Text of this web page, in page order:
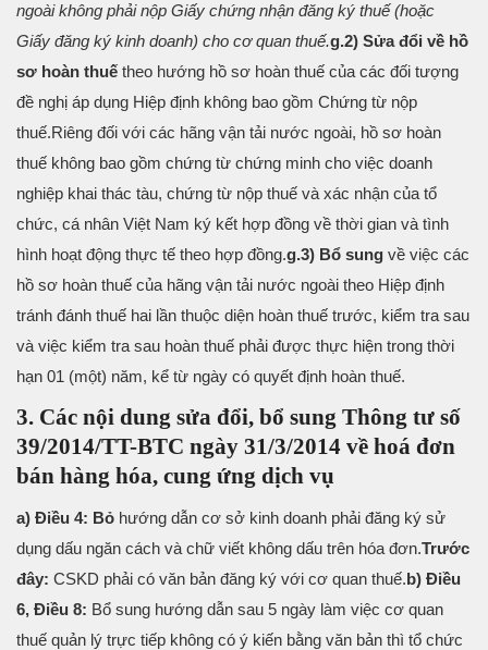
ngoàikhông phải nộp Giấy chứng nhận đăng ký thuế (hoặc
Giấy đăng ký kinh doanh) cho cơ quan thuế.g.2) Sửa đổi về hồ
sơ hoàn thuế theo hướng hồ sơ hoàn thuế của các đối tượng
đề nghị áp dụng Hiệp định không bao gồm Chứng từ nộp
thuế.Riêng đối với các hãng vận tải nước ngoài, hồ sơ hoàn
thuế không bao gồm chứng từ chứng minh cho việc doanh
nghiệp khai thác tàu, chứng từ nộp thuế và xác nhận của tổ
chức, cá nhân Việt Nam ký kết hợp đồng về thời gian và tình
hình hoạt động thực tế theo hợp đồng.g.3) Bổ sung về việc các
hồ sơ hoàn thuế của hãng vận tải nước ngoài theo Hiệp định
tránh đánh thuế hai lần thuộc diện hoàn thuế trước, kiểm tra sau
và việc kiểm tra sau hoàn thuế phải được thực hiện trong thời
hạn 01 (một) năm, kể từ ngày có quyết định hoàn thuế.
3. Các nội dung sửa đổi, bổ sung Thông tư số
39/2014/TT-BTC ngày 31/3/2014 về hoá đơn
bán hàng hóa, cung ứng dịch vụ
a) Điều 4: Bỏ hướng dẫn cơ sở kinh doanh phải đăng ký sử
dụng dấu ngăn cách và chữ viết không dấu trên hóa đơn.Trước
đây: CSKD phải có văn bản đăng ký với cơ quan thuế.b) Điều
6, Điều 8: Bổ sung hướng dẫn sau 5 ngày làm việc cơ quan
thuế quản lý trực tiếp không có ý kiến bằng văn bản thì tổ chức